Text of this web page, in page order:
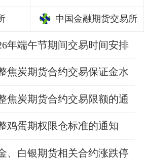
中国金融期货交易所
年端午节期间交易时间安排
焦炭期货合约交易保证金水
焦炭期货合约交易限额的通
鸡蛋期权限仓标准的通知
、白银期货相关合约涨跌停